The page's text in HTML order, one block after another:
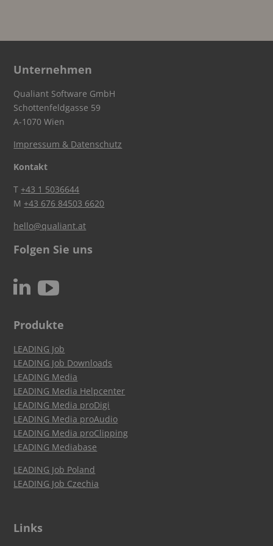
Unternehmen
Qualiant Software GmbH
Schottenfeldgasse 59
A-1070 Wien
Impressum & Datenschutz
Kontakt
T+43 1 5036644
M+43 676 84503 6620
hello@qualiant.at
Folgen Sie uns
N c
Produkte
LEADING Job
LEADING Job Downloads
LEADING Media
LEADING Media Helpcenter
LEADING Media proDigi
LEADING Media proAudio
LEADING Media proClipping
LEADING Mediabase
LEADING Job Poland
LEADING Job Czechia
Links